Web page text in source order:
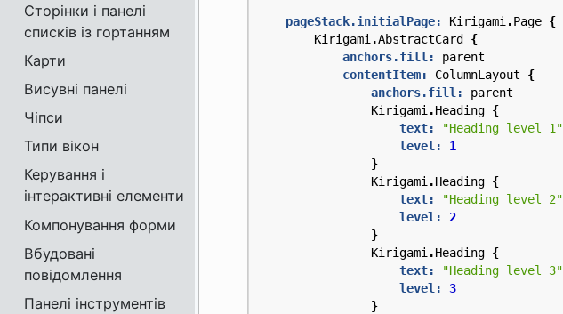
Сторінки і панелі
списків із гортанням
Карти
Висувні панелі
Чіпси
Типи вікон
Керування і
інтерактивні елементи
Компонування форми
Вбудовані
повідомлення
Панелі інструментів
pageStack.initialPage: Kirigami .Page {
Kirigami .AbstractCard
{
anchors.fill:
parent
contentItem:
ColumnLayout
{
anchors.fill:
parent
Kirigami .Heading {
text:
"Heading level 1"
level:
1
}
Kirigami .Heading {
text:
"Heading level 2"
level:
2
}
Kirigami .Heading {
text:
"Heading level 3"
level:
3
}